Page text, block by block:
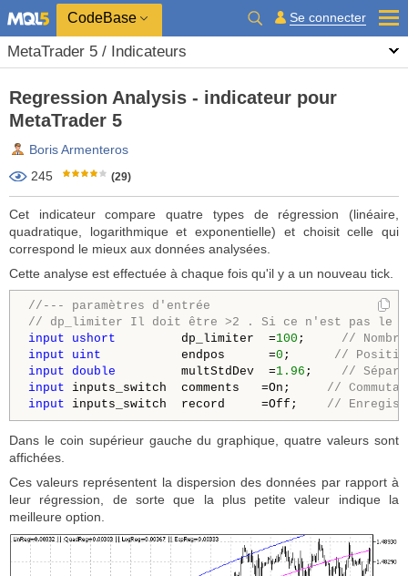
CodeBase Se connecter
MetaTrader 5 / Indicateurs
Regression Analysis - indicateur pour
MetaTrader 5
Boris Armenteros
245
(29)
Cet indicateur compare quatre types de régression (linéaire,
quadratique, logarithmique et exponentielle) et choisit celle qui
correspond le mieux aux données analysées.
Cette analyse est effectuée à chaque fois qu'il y a un nouveau tick.
//--- paramètres d'entrée
// dp_limiter Il doit être >2 . Si ce n'est pas le
input
ushort dp_limiter  =100 ; //
input
uint endpos      =0 ; //
input double multStdDev  =1.96 ;
//
input inputs_switch  comments   =On; //
input inputs_switch  record     =Off; //
Dans le coin supérieur gauche du graphique, quatre valeurs sont
affichées.
Ces valeurs représentent la dispersion des données par rapport à
leur régression, de sorte que la plus petite valeur indique la
meilleure option.